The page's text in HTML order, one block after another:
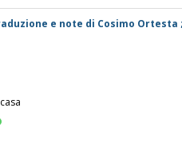
e note di Cosimo Ortesta